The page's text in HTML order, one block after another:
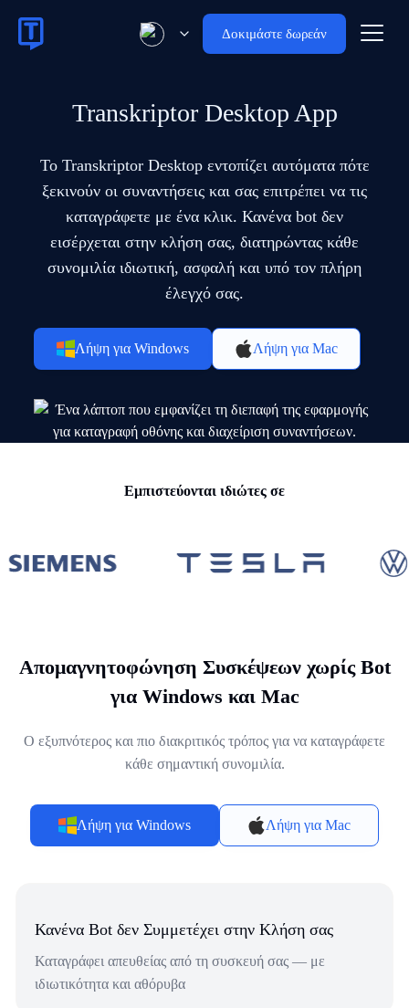
Δοκιμάστε δωρεάν
Transkriptor Desktop App
Το Transkriptor Desktop εντοπίζει αυτόματα πότε
ξεκινούν οι συναντήσεις και σας επιτρέπει να τις
καταγράφετε με ένα κλικ. Κανένα bot δεν
εισέρχεται στην κλήση σας, διατηρώντας κάθε
συνομιλία ιδιωτική, ασφαλή και υπό τον πλήρη
έλεγχό σας.
Λήψη για Windows Λήψη για Mac
Εμπιστεύονται ιδιώτες σε
Απομαγνητοφώνηση Συσκέψεων χωρίς Bot
για Windows και Mac
Ο εξυπνότερος και πιο διακριτικός τρόπος για να καταγράφετε
κάθε σημαντική συνομιλία.
Λήψη για Windows Λήψη για Mac
Κανένα Bot δεν Συμμετέχει στην Κλήση σας
Καταγράφει απευθείας από τη συσκευή σας — με
ιδιωτικότητα και αθόρυβα